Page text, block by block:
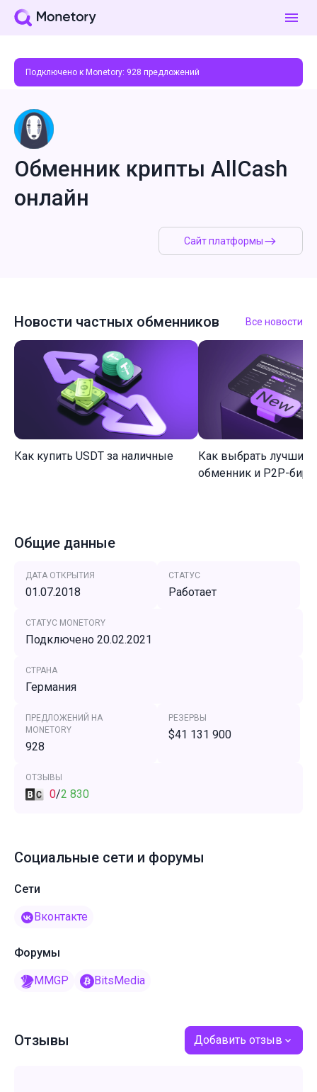
Подключено к Monetory: 928 предложений
Сайт платформы
Обменник крипты AllCash
онлайн
Новости частных обменников Все новости
Как купить USDT за наличные
Как выбрать лучший
обменник и P2P-
Общие данные
ДАТА ОТКРЫТИЯ
01.07.2018
СТАТУС
Работает
СТАТУС MONETORY
Подключено 20.02.2021
СТРАНА
Германия
ПРЕДЛОЖЕНИЙ НА
MONETORY
928
РЕЗЕРВЫ
$41 131 900
ОТЗЫВЫ
0/2 830
Социальные сети и форумы
Сети
Вконтакте
Форумы
MMGP BitsMedia
Отзывы Добавить отзыв